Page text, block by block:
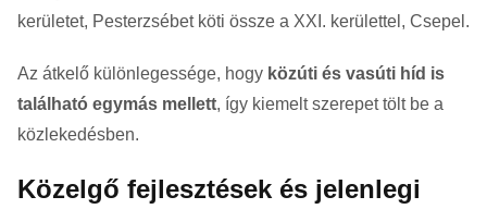
kerületet, Pesterzsébetköti össze a XXI. kerülettel, Csepel .
Az átkelő különlegessége, hogy közúti és vasúti híd is
található egymás mellett, így kiemelt szerepet tölt be a
közlekedésben.
Közelgő fejlesztések és jelenlegi